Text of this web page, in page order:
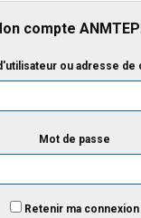
compte
ou adresse de
Mot de passe
Retenir ma connexion